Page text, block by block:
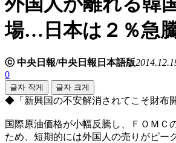
場…日本は２％急騰
ⓒ 中央日報/中央日報日本語版
0
글자 작게 글자 크게
◆「新興国の不安解消されてこそ財布開
国際原油価格が小幅反騰し、ＦＯＭＣ
ため、短期的には外国人の売りがピー